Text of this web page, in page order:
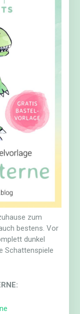
zum
bestens. Vor
dunkel
Schattenspiele